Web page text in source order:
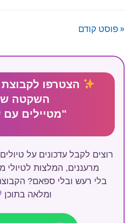
« פוסט קודם
הצטרפו
השקטה
"מטיילים עם
רוצים לקבל עדכונים על
מרעננים, המלצות לטיולי
בלי רעש ובלי ספאם?
ומלאה בתוכן